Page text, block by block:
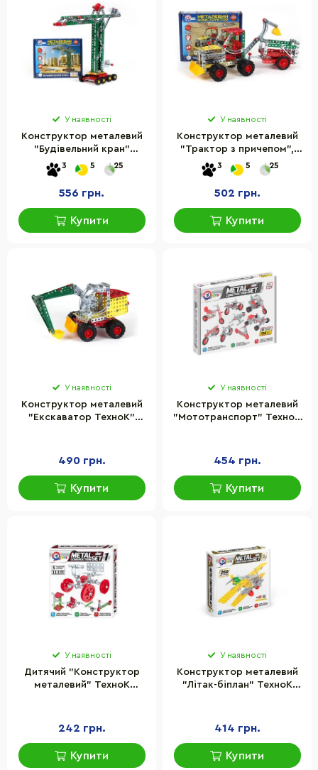
У наявності
Конструктор металевий
"Будівельний кран"
4838TXK
3 5 25
556 грн.
Купити
У наявності
Конструктор металевий
"Трактор з причепом",
265 деталей 4876TXK
3 5 25
502 грн.
Купити
У наявності
Конструктор металевий
"Екскаватор ТехноК"
490 грн.
Купити
У наявності
Конструктор металевий
"Мототранспорт" ТехноК
454 грн.
Купити
У наявності
Дитячий "Конструктор
металевий" ТехноК
242 грн.
Купити
У наявності
Конструктор металевий
"Літак-біплан" ТехноК
414 грн.
Купити